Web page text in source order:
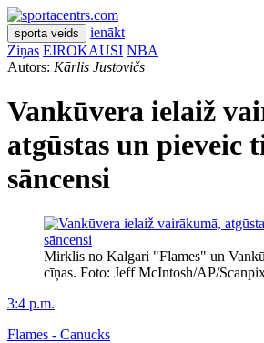
sporta veids
ienākt
Ziņas EIROKAUSI NBA
Autors: Kārlis Justovičs
Vankūvera ielaiž
atgūstas un pieveic
sāncensi
Mirklis no Kalgari "Flames" un
cīņas. Foto: Jeff McIntosh/AP/
3:4 p.m.
Flames - Canucks